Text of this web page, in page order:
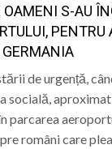
OAMENI S-AU
de urgență,
socială,
parcarea
români care